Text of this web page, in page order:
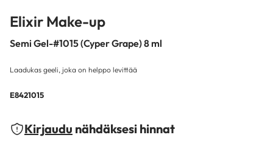
Elixir Make-up
Semi Gel-#1015 (Cyper Grape) 8 ml
Laadukas geeli, joka on helppo levittää
E8421015
Kirjaudu nähdäksesi hinnat